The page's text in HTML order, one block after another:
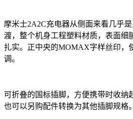
摩米士2A2C充电器从侧面来看几乎
渡，整个机身工程塑料材质，表面细
扎实。正中央的MOMAX字样丝印，
调。
可折叠的国标插脚，方便携带时收纳
也可以另购配件转换为其他插脚规格。